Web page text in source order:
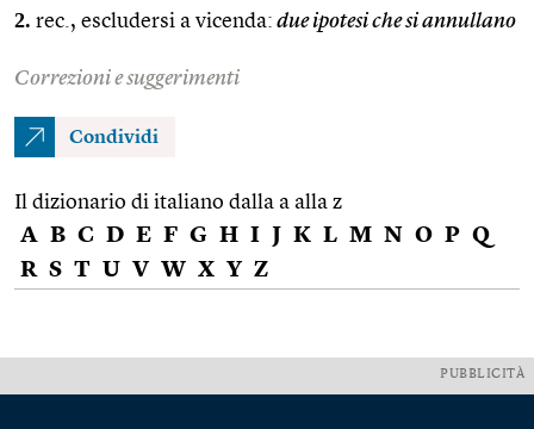
2. rec., escludersi a vicenda: due ipotesi che si annullano
Correzioni e suggerimenti
Condividi
Il dizionario di italiano dalla a alla z
A B C D E F G H I J K L M N O P Q
R S T U V W X Y Z
PUBBLICITÀ